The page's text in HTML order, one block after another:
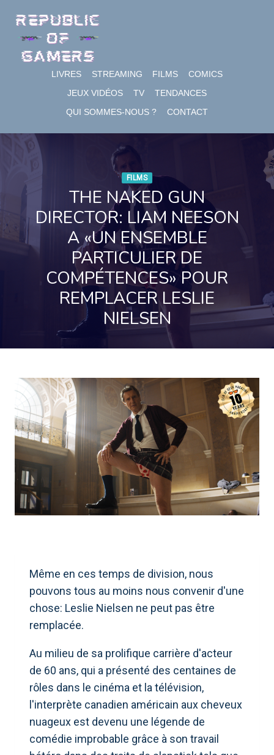
content
LIVRES STREAMING FILMS
COMICS
JEUX VIDÉOS
TV
TENDANCES
QUI SOMMES-NOUS ?
CONTACT
FILMS
THE NAKED GUN
DIRECTOR: LIAM NEESON
A «UN ENSEMBLE
PARTICULIER DE
COMPÉTENCES» POUR
REMPLACER LESLIE
NIELSEN
Même en ces temps de division, nous
pouvons tous au moins nous convenir d'une
chose: Leslie Nielsen ne peut pas être
remplacée.
Au milieu de sa prolifique carrière d'acteur
de 60 ans, qui a présenté des centaines de
rôles dans le cinéma et la télévision,
l'interprète canadien américain aux cheveux
nuageux est devenu une légende de
comédie improbable grâce à son travail